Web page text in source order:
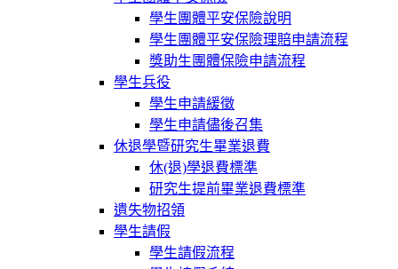
學生團體平安保險說明
學生團體平安保險理賠申請流程
獎助生團體保險申請流程
學生兵役
學生申請緩徵
學生申請儘後召集
休退學暨研究生畢業退費
休(退)學退費標準
研究生提前畢業退費標準
遺失物招領
學生請假
學生請假流程